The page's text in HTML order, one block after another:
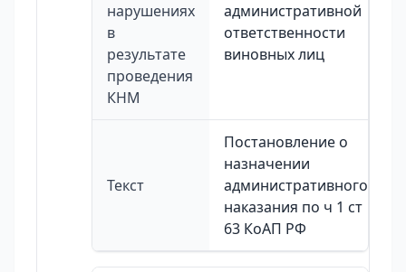
нарушениях
в
результате
проведения
КНМ
административной
ответственности
виновных лиц
Текст
Постановление о
назначении
административного
наказания по ч 1 ст
63 КоАП РФ